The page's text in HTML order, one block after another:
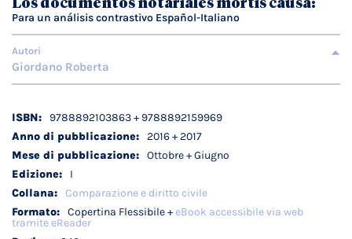
di
immagini
Para un análisis contrastivo Español-Italiano
Autori
Giordano Roberta
Dettagli
tecnici
9788892103863 + 9788892159969
2016 + 2017
Ottobre + Giugno
I
Comparazione e diritto civile
Copertina Flessibile +eBook accessibile via web
tramite eReader